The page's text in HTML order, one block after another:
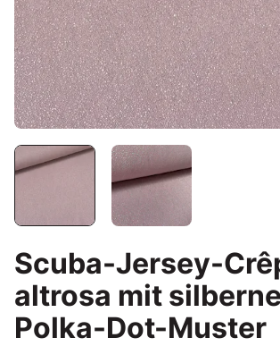
Scuba-Jersey-
altrosa mit
Polka-Dot-Muster